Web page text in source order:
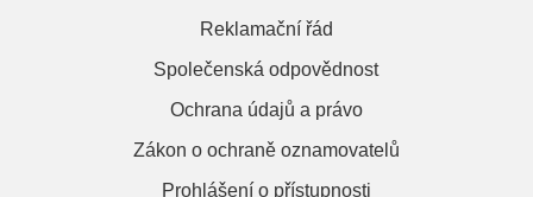
Reklamační řád
Společenská odpovědnost
Ochrana údajů a právo
Zákon o ochraně oznamovatelů
Prohlášení o přístupnosti